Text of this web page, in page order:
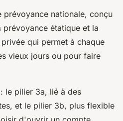
prévoyance nationale, conçu
étatique et la
qui permet à chaque
vieux jours ou pour faire
le pilier 3a, lié à des
et le pilier 3b, plus flexible